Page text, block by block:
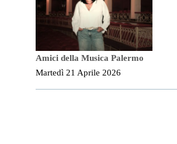
Amici della Musica Palermo
Martedì 21 Aprile 2026